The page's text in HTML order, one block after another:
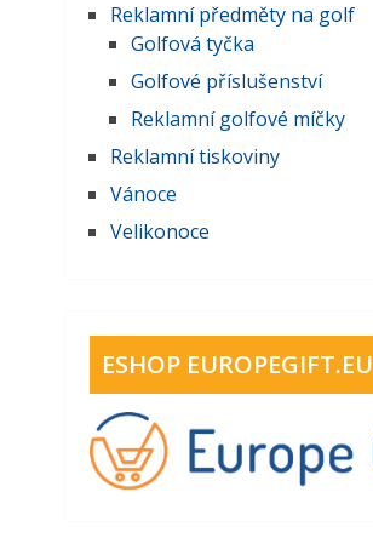
Reklamní předměty na golf
Golfová tyčka
Golfové příslušenství
Reklamní golfové míčky
Reklamní tiskoviny
Vánoce
Velikonoce
ESHOP EUROPEGIFT.EU